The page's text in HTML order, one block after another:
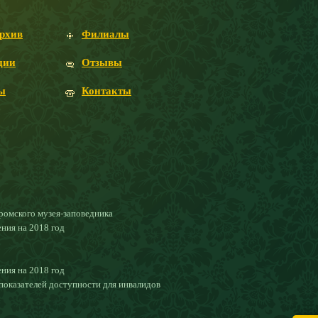
Филиалы
Отзывы
Контакты
музея-заповедника
на 2018 год
на 2018 год
доступности для инвалидов